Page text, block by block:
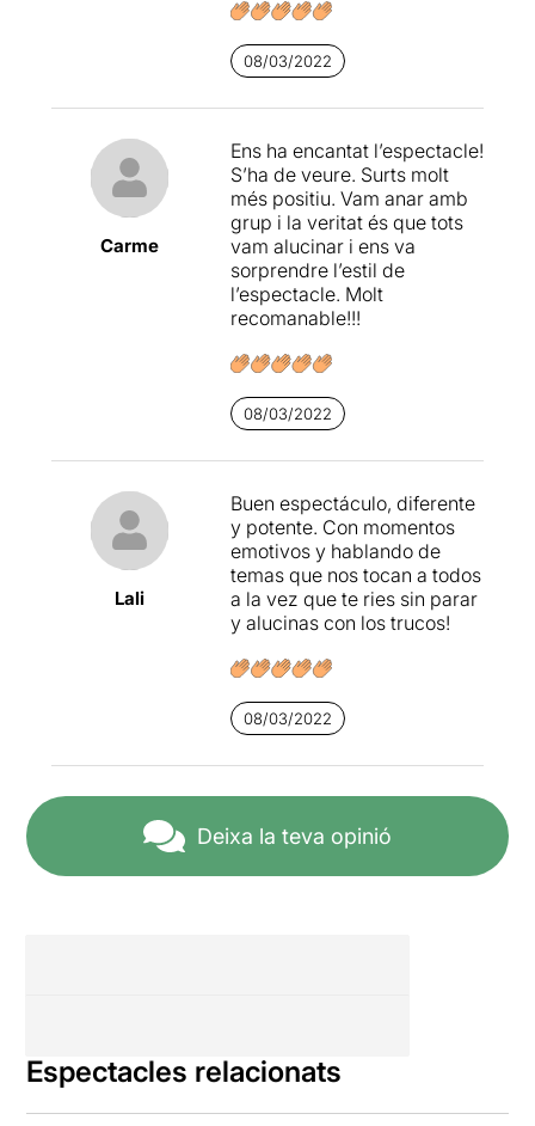
08/03/2022
Carme
Ens ha encantat l’espectacle!
S’ha de veure. Surts molt
més positiu. Vam anar amb
grup i la veritat és que tots
vam alucinar i ens va
sorprendre l’estil de
l’espectacle. Molt
recomanable!!!
08/03/2022
Lali
Buen espectáculo, diferente
y potente. Con momentos
emotivos y hablando de
temas que nos tocan a todos
a la vez que te ries sin parar
y alucinas con los trucos!
08/03/2022
Deixa la teva opinió
Espectacles relacionats